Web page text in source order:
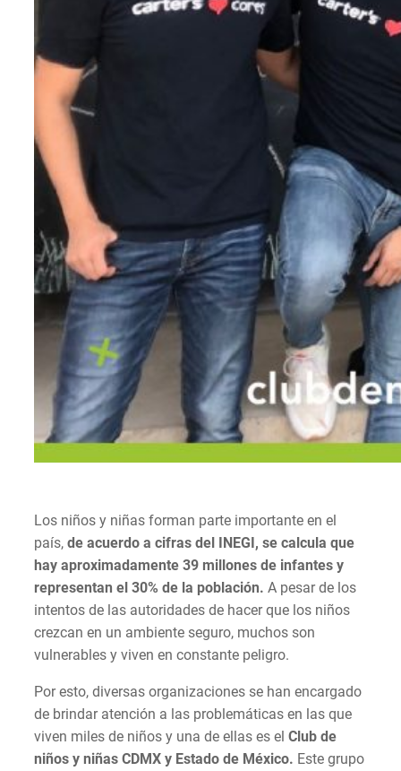
Los niños y niñas forman parte importante en el
país, de acuerdo a cifras del INEGI, se calcula que
hay aproximadamente 39 millones de infantes y
representan el 30% de la población. A pesar de los
intentos de las autoridades de hacer que los niños
crezcan en un ambiente seguro, muchos son
vulnerables y viven en constante peligro.
Por esto, diversas organizaciones se han encargado
de brindar atención a las problemáticas en las que
viven miles de niños y una de ellas es el Club de
niños y niñas CDMX y Estado de México. Este grupo